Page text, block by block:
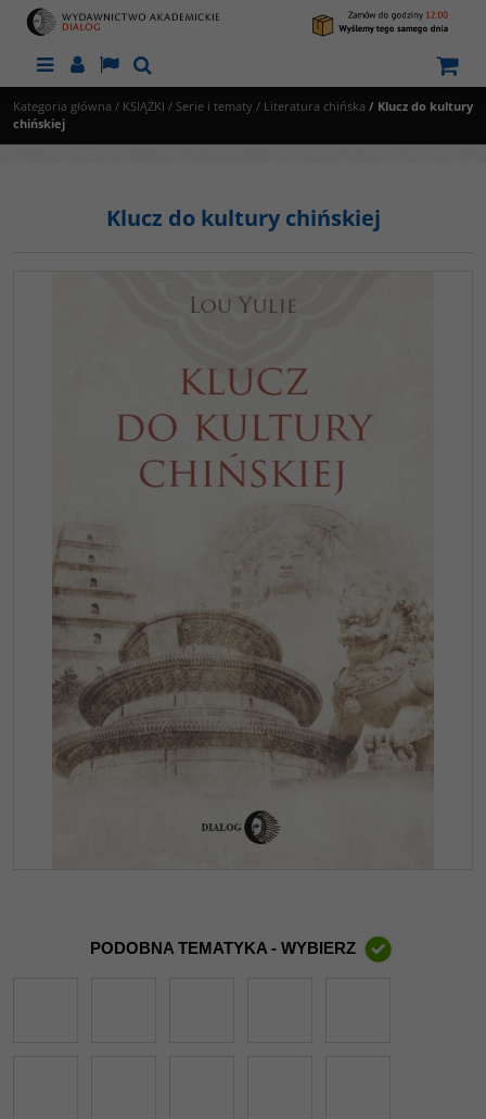
MenuPanelLangSzukaj
Kategoria główna / KSIĄŻKI / Serie i tematy / Literatura chińska / Klucz do kultury
chińskiej
Klucz do kultury chińskiej
PODOBNA TEMATYKA - WYBIERZ